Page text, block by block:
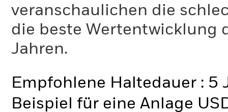
veranschaulichen die
die beste Wertentwicklung
Jahren.
Empfohlene Haltedauer : 5
Beispiel für eine Anlage